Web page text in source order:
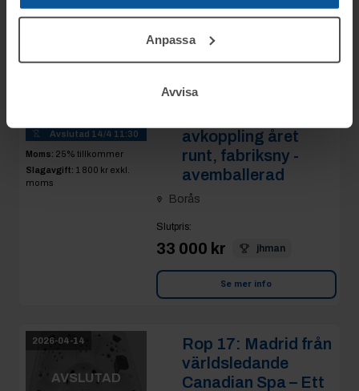
Anpassa
Avvisa
Avslutad 14/4 11:30
Moms: 25% tillkommer
Slagavgift: 1 800 kr exkl.
moms
Rop 16:Valencia
Canadian Spa – Ett
avkoppling året
runt, fabriksny -
avemballerad
Borås
Slutpris:
33 000 kr jhman
Se mer info
2026-04-14
AVSLUTAD
Rop 17: Madrid från
världsledande
Canadian Spa – Ett